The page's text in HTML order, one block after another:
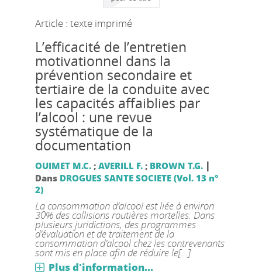
Article : texte imprimé
L’efficacité de l’entretien
motivationnel dans la
prévention secondaire et
tertiaire de la conduite avec
les capacités affaiblies par
l’alcool : une revue
systématique de la
documentation
OUIMET M.C.; AVERILL F.; BROWN T.G. |
Dans DROGUES SANTE SOCIETE (Vol. 13 n°
2)
La consommation d’alcool est liée à environ
30% des collisions routières mortelles. Dans
plusieurs juridictions, des programmes
d’évaluation et de traitement de la
consommation d’alcool chez les contrevenants
sont mis en place afin de réduire le[...]
Plus d'information...